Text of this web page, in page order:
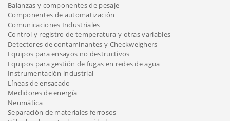
Balanzas y componentes de pesaje
Componentes de automatización
Comunicaciones Industriales
Control y registro de temperatura y otras variables
Detectores de contaminantes y Checkweighers
Equipos para ensayos no destructivos
Equipos para gestión de fugas en redes de agua
Instrumentación industrial
Líneas de ensacado
Medidores de energía
Neumática
Separación de materiales ferrosos